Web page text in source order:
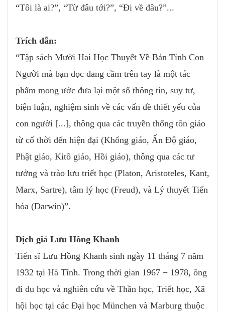
“Tôi là ai?”, “Từ đâu tới?”, “Đi về đâu?”...
Trích dẫn:
“Tập sách Mười Hai Học Thuyết Về Bản Tính Con
Người mà bạn đọc đang cầm trên tay là một tác
phẩm mong ước đưa lại một số thông tin, suy tư,
biện luận, nghiệm sinh về các vấn đề thiết yếu của
con người [...], thông qua các truyền thống tôn giáo
từ cổ thời đến hiện đại (Khổng giáo, Ấn Độ giáo,
Phật giáo, Kitô giáo, Hồi giáo), thông qua các tư
tưởng và trào lưu triết học (Platon, Aristoteles, Kant,
Marx, Sartre), tâm lý học (Freud), và Lý thuyết Tiến
hóa (Darwin)”.
Dịch giả Lưu Hồng Khanh
Tiến sĩ Lưu Hồng Khanh sinh ngày 11 tháng 7 năm
1932 tại Hà Tĩnh. Trong thời gian 1967 − 1978, ông
đi du học và nghiên cứu về Thần học, Triết học, Xã
hội học tại các Ðại học München và Marburg thuộc